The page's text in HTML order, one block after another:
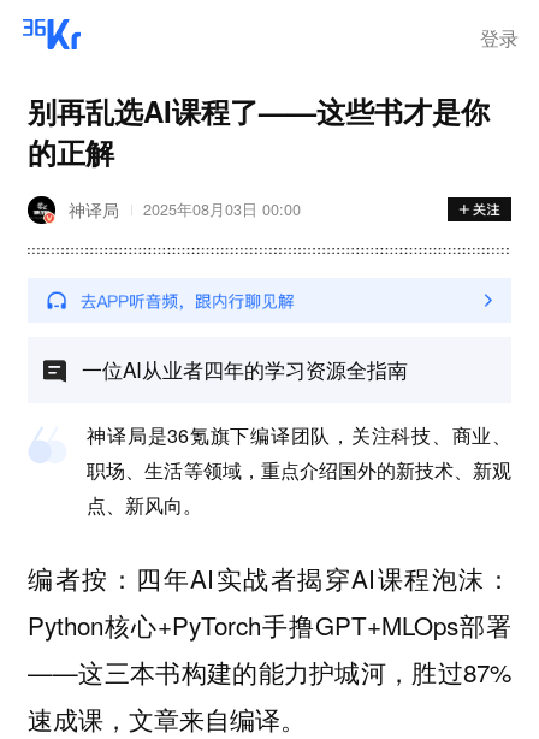
登录
别再乱选AI课程了——这些书才是你
的正解
神译局 2025年08月03日 00:00
一位AI从业者四年的学习资源全指南
神译局是36氪旗下编译团队，关注科技、商业、
职场、生活等领域，重点介绍国外的新技术、新观
点、新风向。
编者按：四年AI实战者揭穿AI课程泡沫：
Python核心+PyTorch手撸GPT+MLOps部署
——这三本书构建的能力护城河，胜过87%
速成课，文章来自编译。